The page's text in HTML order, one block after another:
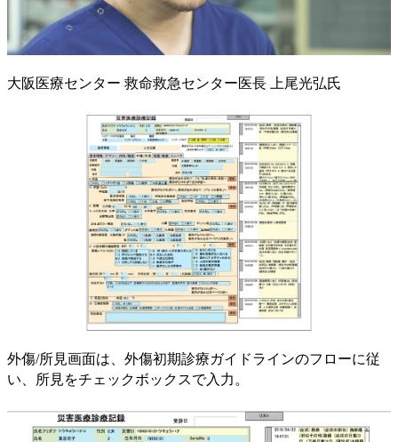
大阪医療センター 救命救急センター医長 上尾光弘氏
外傷/所見画面は、外傷初期診療ガイドラインのフローに従
い、所見をチェックボックスで入力。